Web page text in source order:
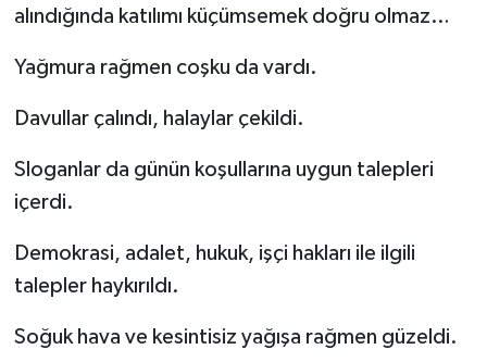
alındığında katılımı küçümsemek doğru olmaz…
Yağmura rağmen coşku da vardı.
Davullar çalındı, halaylar çekildi.
Sloganlar da günün koşullarına uygun talepleri
içerdi.
Demokrasi, adalet, hukuk, işçi hakları ile ilgili
talepler haykırıldı.
Soğuk hava ve kesintisiz yağışa rağmen güzeldi.